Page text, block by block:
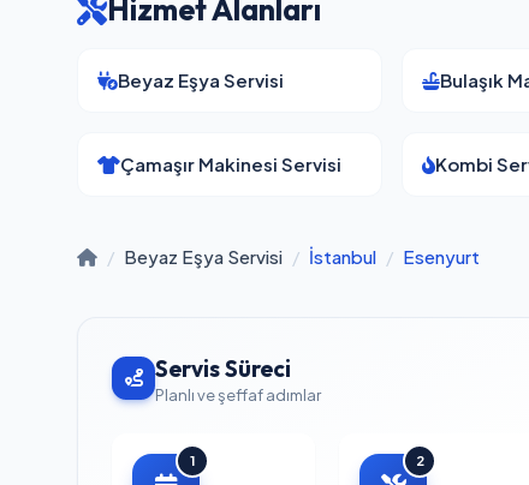
Hizmet Alanları
Beyaz Eşya Servisi Bulaşık
Çamaşır Makinesi Servisi Kombi
/ Beyaz Eşya Servisi / İstanbul / Esenyurt
Servis Süreci
Planlı ve şeffaf adımlar
1 2